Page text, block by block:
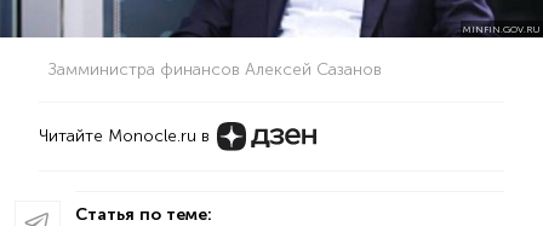
MINFIN.GOV.RU
Замминистра финансов Алексей Сазанов
Читайте Monocle.ru в
Статья по теме: